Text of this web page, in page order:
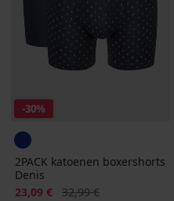
-30%
2PACK katoenen boxershorts
Denis
Korting
23,09 € Oorspronkelijke prijs
32,99 €